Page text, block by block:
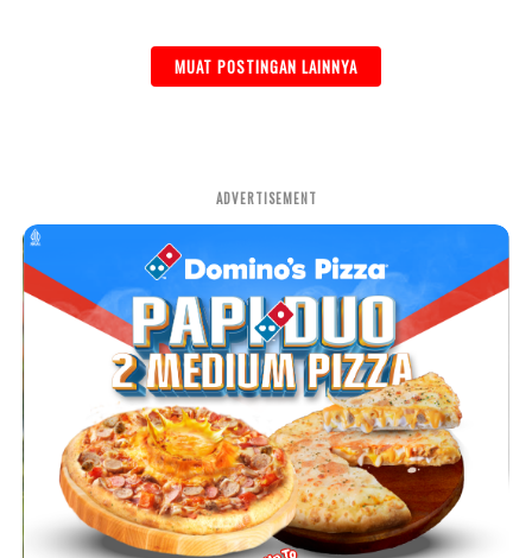
MUAT POSTINGAN LAINNYA
ADVERTISEMENT